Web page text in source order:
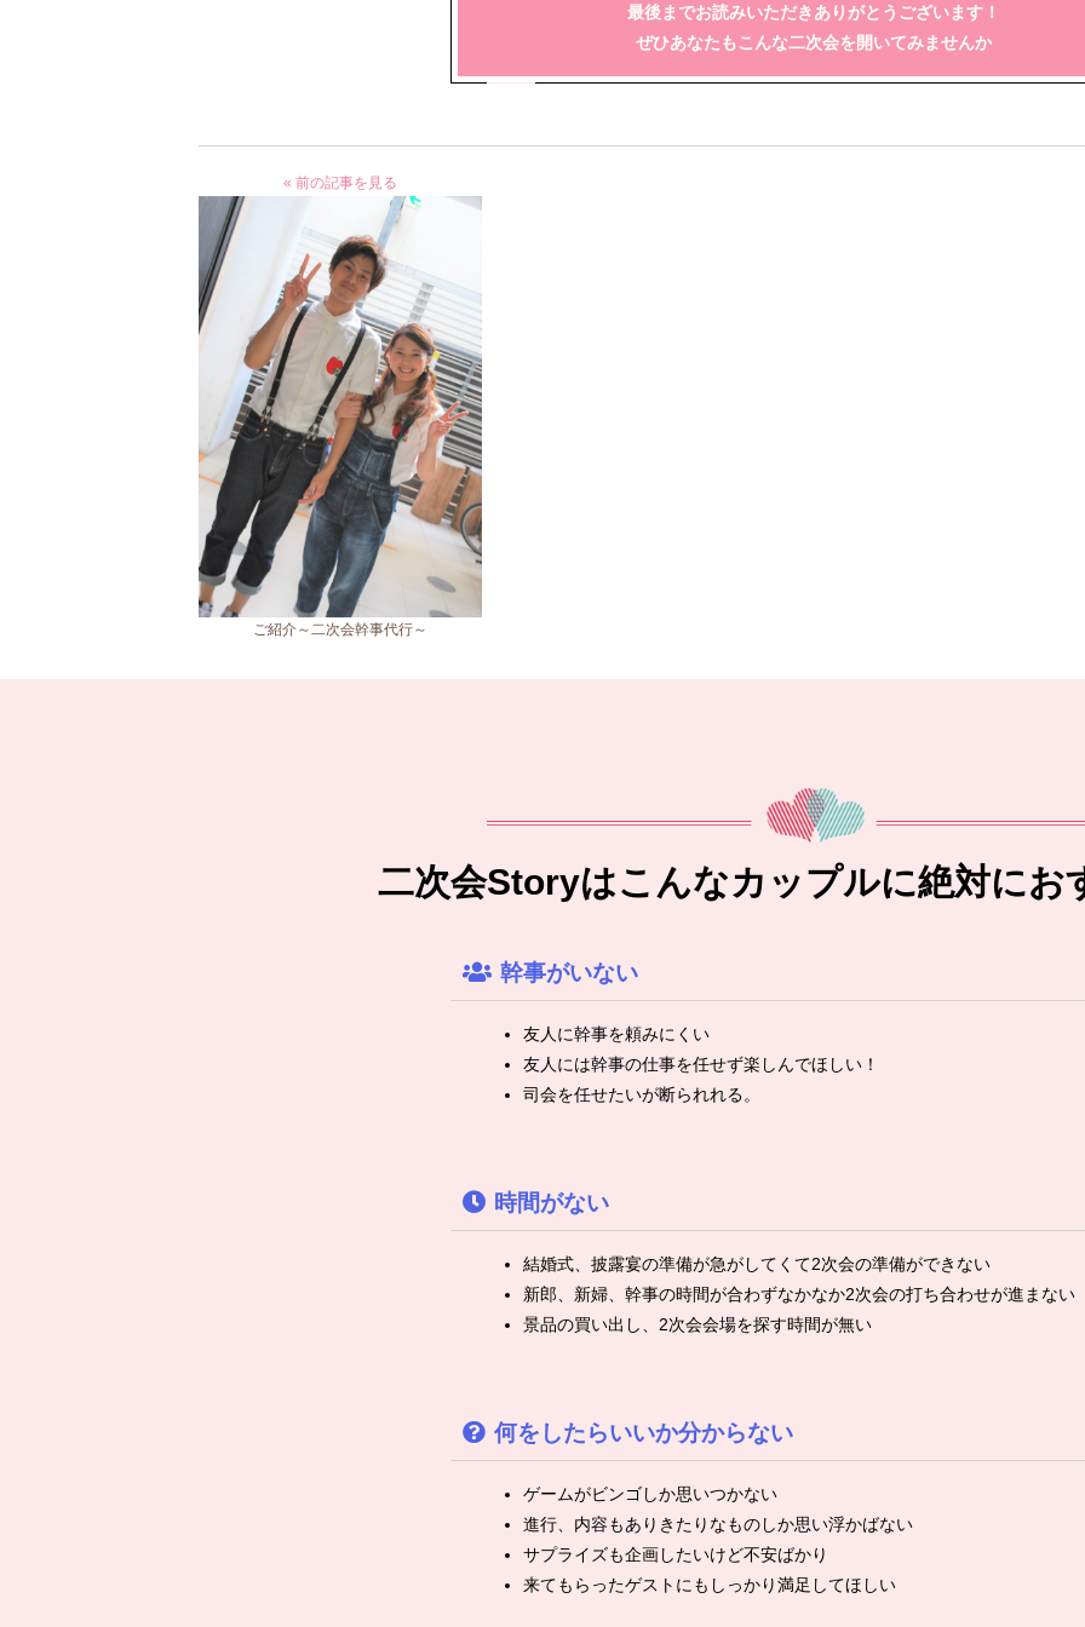
最後までお読みいただきありがとうございます！
ぜひあなたもこんな二次会を開いてみませんか
« 前の記事を見る
ご紹介～二次会幹事代行～
二次会Storyはこんなカップルに絶対にお
幹事がいない
友人に幹事を頼みにくい
友人には幹事の仕事を任せず楽しんでほしい！
司会を任せたいが断られれる。
時間がない
結婚式、披露宴の準備が急がしてくて2次会の準備ができない
新郎、新婦、幹事の時間が合わずなかなか2次会の打ち合わせが進まない
景品の買い出し、2次会会場を探す時間が無い
何をしたらいいか分からない
ゲームがビンゴしか思いつかない
進行、内容もありきたりなものしか思い浮かばない
サプライズも企画したいけど不安ばかり
来てもらったゲストにもしっかり満足してほしい